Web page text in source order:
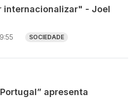
internacionalizar" - Joel
SOCIEDADE
apresenta